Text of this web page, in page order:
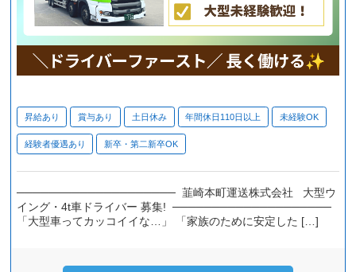
昇給あり 賞与あり 土日休み 年間休日110日以上 未経験OK
経験者優遇あり 新卒・第二新卒OK
──────────────────── 韮崎本町運送株式会社 大型ウ
イング・4t車ドライバー 募集! ────────────────────
「大型車ってカッコイイな…」 「家族のために安定した […]